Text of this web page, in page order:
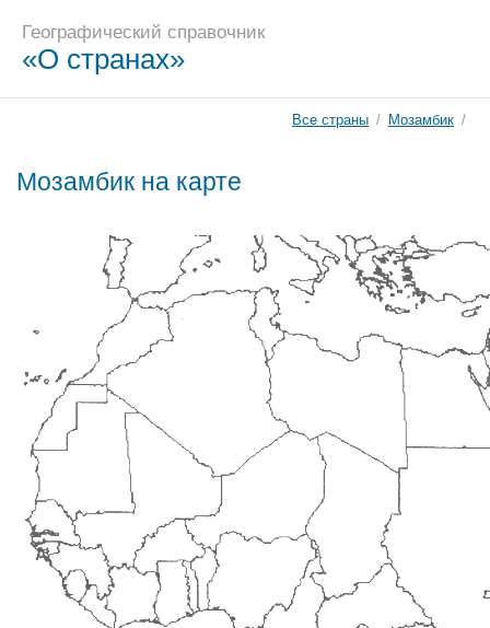
Географический справочник
«О странах»
Все страны / Мозамбик /
Мозамбик на карте